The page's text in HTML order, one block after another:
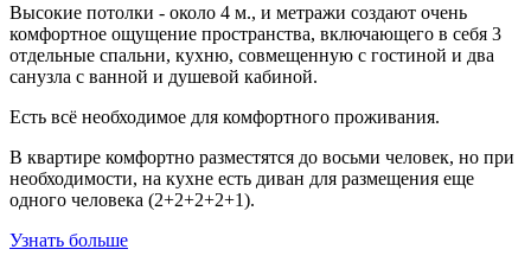
Высокие потолки - около 4 м., и метражи создают очень
комфортное ощущение пространства, включающего в себя 3
отдельные спальни, кухню, совмещенную с гостиной и два
санузла с ванной и душевой кабиной.
Есть всё необходимое для комфортного проживания.
В квартире комфортно разместятся до восьми человек, но при
необходимости, на кухне есть диван для размещения еще
одного человека (2+2+2+2+1).
Узнать больше